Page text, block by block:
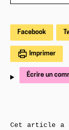
Facebook
Imprimer
Écrire un
Cet article a